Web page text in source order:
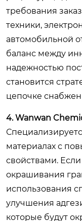
требования
техники,
автомобильной
баланс между
надежностью
становится
цепочке
4. Wanwan
материалах с
свойствами.
окрашивания
использования
улучшения
которые будут